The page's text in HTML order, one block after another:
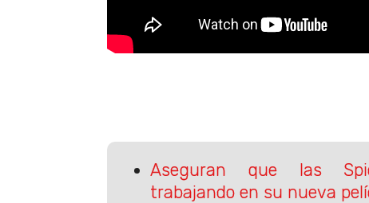
Aseguran que las
trabajando en su nueva